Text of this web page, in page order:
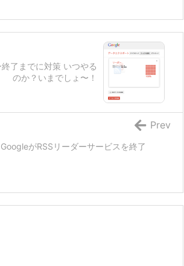
了までに対策 いつやる
のか？いまでしょ〜！
GoogleがRSSリーダーサービスを終了
Prev